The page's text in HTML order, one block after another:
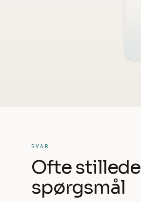
SVAR
Ofte stillede
spørgsmål